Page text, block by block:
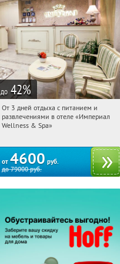
до 42%
22:54:51 Купили:
Калужская обл., г. Обнинск, Киевское
От 3 дней отдыха с питанием и
развлечениями в отеле «Империал
Wellness & Spa»
от 4600 руб.
до79000руб.